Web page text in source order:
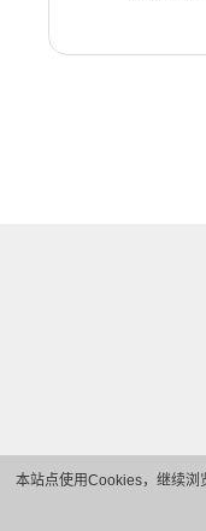
本站点使用Cookies，继续浏